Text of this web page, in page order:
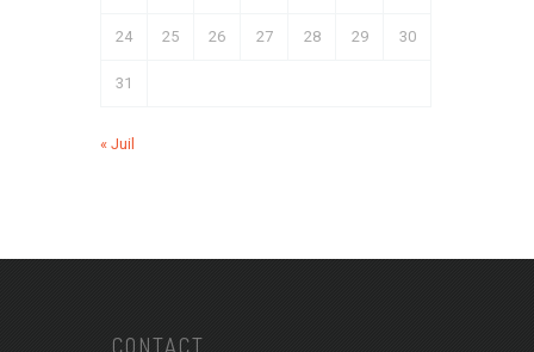
24 25 26 27 28 29 30
31
« Juil
CONTACT